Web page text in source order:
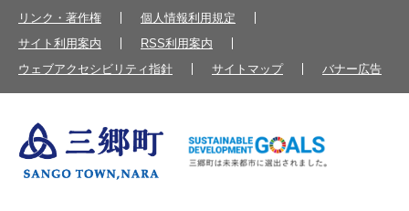
リンク・著作権
個人情報利用規定
サイト利用案内
RSS利用案内
ウェブアクセシビリティ指針
サイトマップ バナー広告